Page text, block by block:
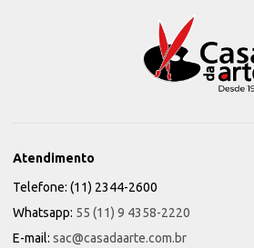
Atendimento
Telefone: (11) 2344-2600
Whatsapp: 55 (11) 9 4358-2220
E-mail: sac@casadaarte.com.br